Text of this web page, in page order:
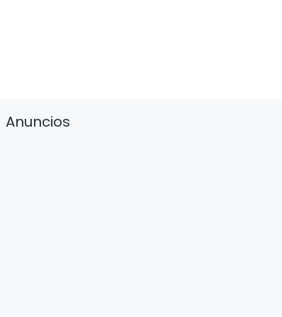
Anuncios